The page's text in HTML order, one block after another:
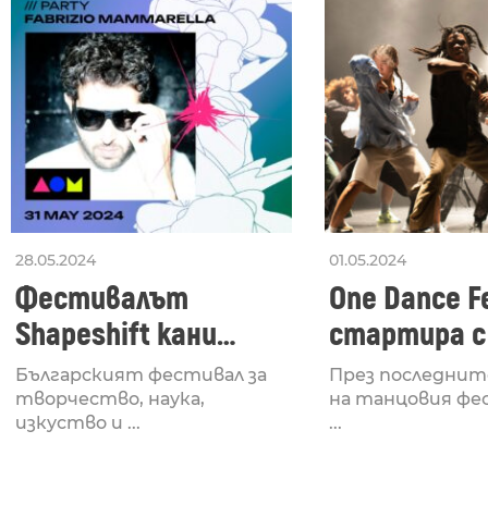
28.05.2024
Фестивалът
Shapeshift кани
Fabrizio Mammarella
за откриването си
Българският фестивал за
творчество, наука,
изкуство и ...
01.05.2024
One Dance
стартира
Lucid,
рейв
През
на танцовия
...